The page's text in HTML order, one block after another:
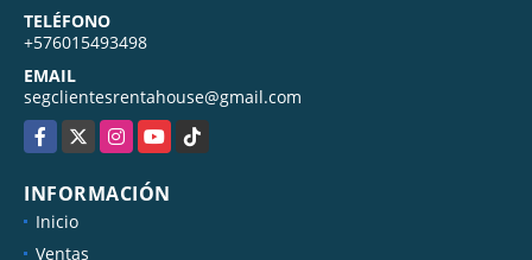
TELÉFONO
+576015493498
EMAIL
segclientesrentahouse@gmail.com
Facebook
X InstagramYouTubeTikTok
INFORMACIÓN
Inicio
Ventas